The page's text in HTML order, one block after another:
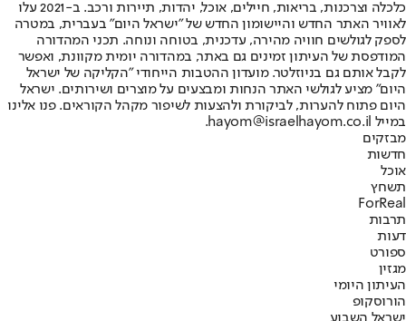
כלכלה וצרכנות, בריאות, חיילים, אוכל, יהדות, תיירות ורכב. ב-2021 עלו
לאוויר האתר החדש והיישומון החדש של "ישראל היום" בעברית, במטרה
לספק לגולשים חוויה מהירה, עדכנית, בטוחה ונוחה. תכני המהדורה
המודפסת של העיתון זמינים גם באתר, במהדורה יומית מקוונת, ואפשר
לקבל אותם גם בניוזלטר. מועדון ההטבות הייחודי "הקליקה של ישראל
היום" מציע לגולשי האתר הנחות ומבצעים על מוצרים ושירותים. ישראל
היום פתוח להערות, לביקורת ולהצעות לשיפור מקהל הקוראים. פנו אלינו
במייל hayom@israelhayom.co.il.
מבזקים
חדשות
אוכל
תשחץ
ForReal
תרבות
דעות
ספורט
מגזין
העיתון היומי
הורוסקופ